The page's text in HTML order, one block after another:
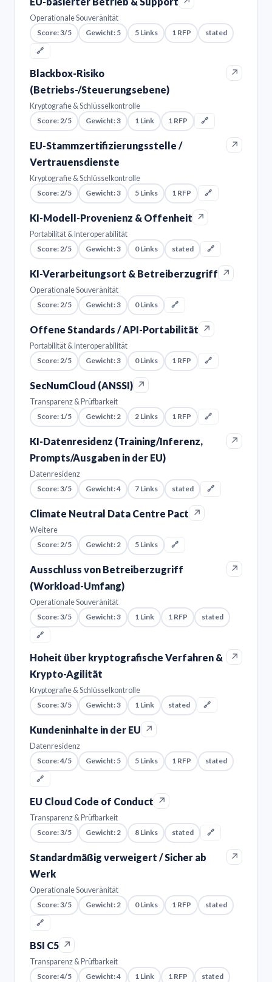
Operationale Souveränität
Score: 3/5
Gewicht: 5 5 Links 1 RFP
stated
🔗
Blackbox-Risiko
(Betriebs-/Steuerungsebene)
↗
Kryptografie & Schlüsselkontrolle
Score: 2/5
Gewicht: 3 1 Link 1 RFP 🔗
EU-Stammzertifizierungsstelle /
Vertrauensdienste
↗
Kryptografie & Schlüsselkontrolle
Score: 2/5
Gewicht: 3 5 Links 1 RFP 🔗
KI-Modell-Provenienz & Offenheit ↗
Portabilität & Interoperabilität
Score: 2/5
Gewicht: 3 0 Links stated 🔗
KI-Verarbeitungsort & Betreiberzugriff ↗
Operationale Souveränität
Score: 2/5
Gewicht: 3 0 Links 🔗
Offene Standards / API-Portabilität ↗
Portabilität & Interoperabilität
Score: 2/5
Gewicht: 3 0 Links 1 RFP 🔗
SecNumCloud (ANSSI) ↗
Transparenz & Prüfbarkeit
Score: 1/5
Gewicht: 2 2 Links 1 RFP 🔗
KI-Datenresidenz (Training/Inferenz,
Prompts/Ausgaben in der EU)
↗
Datenresidenz
Score: 3/5
Gewicht: 4 7 Links stated 🔗
Climate Neutral Data Centre Pact ↗
Weitere
Score: 2/5
Gewicht: 2 5 Links 🔗
Ausschluss von Betreiberzugriff
(Workload-Umfang)
↗
Operationale Souveränität
Score: 3/5
Gewicht: 3 1 Link 1 RFP
stated
🔗
Hoheit über kryptografische Verfahren &
Krypto-Agilität
↗
Kryptografie & Schlüsselkontrolle
Score: 3/5
Gewicht: 3 1 Link stated 🔗
Kundeninhalte in der EU ↗
Datenresidenz
Score: 4/5
Gewicht: 5 5 Links 1 RFP
stated
🔗
EU Cloud Code of Conduct ↗
Transparenz & Prüfbarkeit
Score: 3/5
Gewicht: 2 8 Links stated 🔗
Standardmäßig verweigert / Sicher ab
Werk
↗
Operationale Souveränität
Score: 3/5
Gewicht: 2 0 Links 1 RFP
stated
🔗
BSI C5 ↗
Transparenz & Prüfbarkeit
Score: 4/5
Gewicht: 4 1 Link 1 RFP
stated